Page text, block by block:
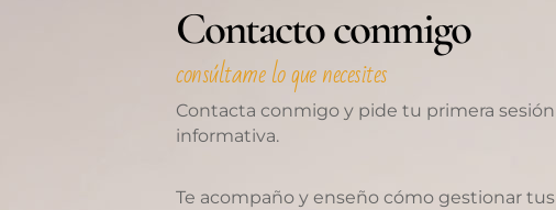
Contacto conmigo
consúltame lo que necesites
Contacta conmigo y pide tu primera sesión
informativa.
Te acompaño y enseño cómo gestionar tus